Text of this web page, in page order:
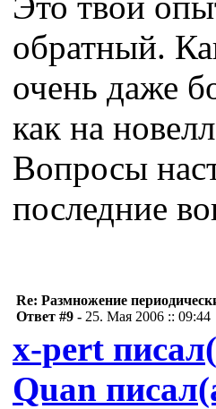
обратный.
очень даже
как на
Вопросы
последние
Re: Размножение
Ответ #9 - 25. Мая 2006 :: 09:44
x-pert
Quan